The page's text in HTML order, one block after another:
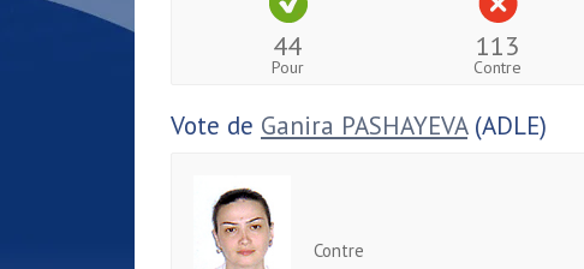
44
Pour
113
Contre
Vote de Ganira PASHAYEVA(ADLE)
Contre